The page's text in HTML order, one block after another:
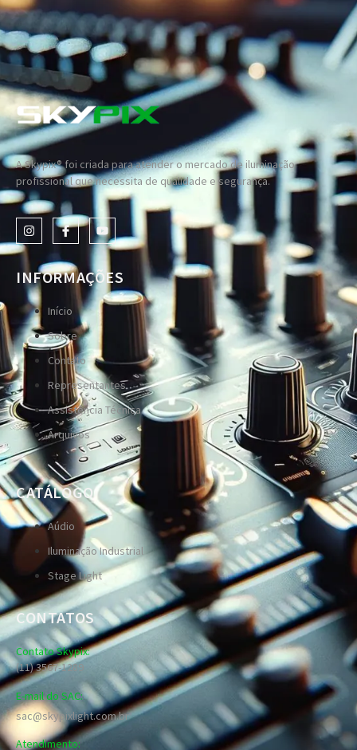
A Skypix® foi criada para atender o mercado de iluminação
profissional que necessita de qualidade e segurança.
INFORMAÇÕES
Início
Sobre
Contato
Representantes
Assistência Técnica
Arquivos
CATÁLOGO
Aúdio
Iluminação Industrial
Stage Light
CONTATOS
Contato Skypix:
(11) 3567-1289
E-mail do SAC:
sac@skypixlight.com.br
Atendimento: